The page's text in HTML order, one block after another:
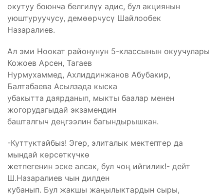
окутуу боюнча белгилүү адис, бул акциянын
уюштуруучусу, демөөрчусү Шайлообек
Назаралиев.
Ал эми Ноокат районунун 5-классынын окуучулары
Кожоев Арсен, Тагаев
Нурмухаммед, Ахлиддинжанов Абубакир,
Балтабаева Асылзада кыска
убакытта даярданып, мыкты баалар менен
жогорудагыдай экзамендин
башталгыч деңгээлин багындырышкан.
-Куттуктайбыз! Эгер, элиталык мектептер да
мындай көрсөткүчкө
жетпегенин эске алсак, бул чоң ийгилик!- дейт
Ш.Назаралиев чын дилден
кубанып. Бул жакшы жаңылыктардын сыры,